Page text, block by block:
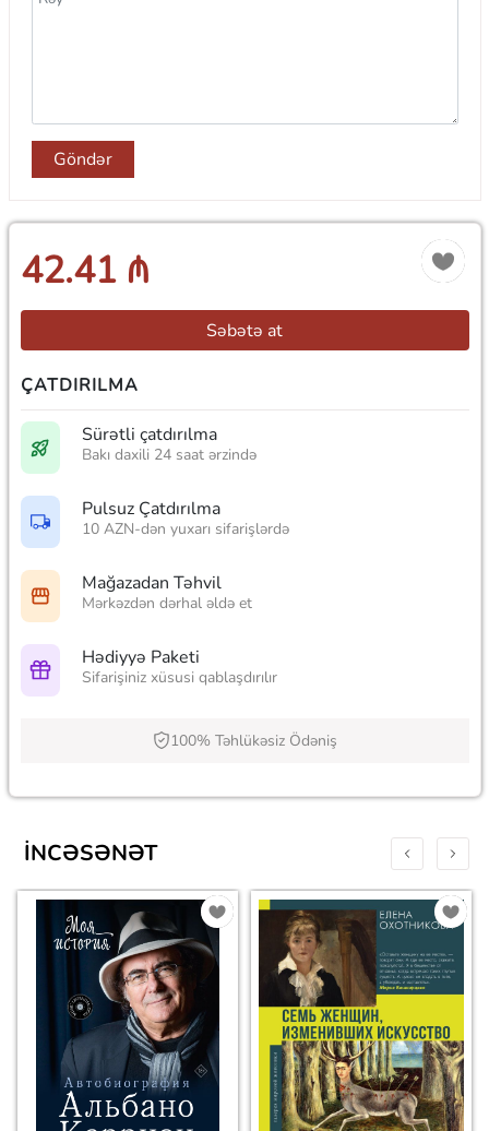
Göndər
42.41 ₼
Səbətə at
ÇATDIRILMA
Sürətli çatdırılma
Bakı daxili 24 saat ərzində
Pulsuz Çatdırılma
10 AZN-dən yuxarı sifarişlərdə
Mağazadan Təhvil
Mərkəzdən dərhal əldə et
Hədiyyə Paketi
Sifarişiniz xüsusi qablaşdırılır
100% Təhlükəsiz Ödəniş
İNCƏSƏNƏT